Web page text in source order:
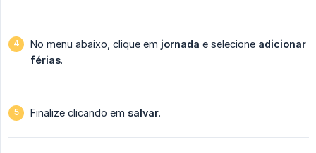
No menu abaixo, clique em jornada e selecione adicionar
férias.
Finalize clicando em salvar.